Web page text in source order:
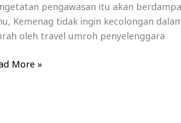
pengawasan itu akan
Kemenag tidak ingin kecolongan
oleh travel umroh penyelenggara
More »